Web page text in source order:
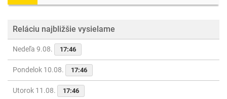
Reláciu najbližšie vysielame
Nedeľa 9.08. 17:46
Pondelok 10.08. 17:46
Utorok 11.08. 17:46